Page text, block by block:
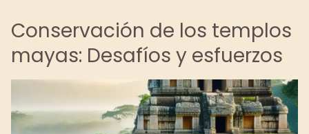
Conservación de los templos
mayas: Desafíos y esfuerzos